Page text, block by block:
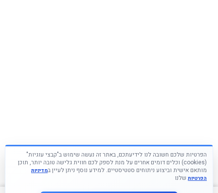
הפרטיות שלכם חשובה לנו לידיעתכם, באתר זה נעשה שימוש ב"קבצי עוגיות"
(cookies) וכלים דומים אחרים על מנת לספק לכם חווית גלישה טובה יותר, תוכן
מותאם אישית וביצוע ניתוחים סטטיסטיים. למידע נוסף ניתן לעיין במדיניות
הפרטיות שלנו